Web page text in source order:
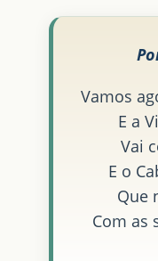
Vamos
E a
Vai
E o
Que
Com as